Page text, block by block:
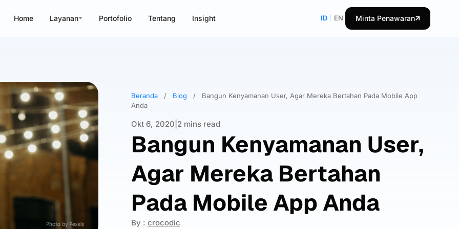
Home Layanan Portofolio Tentang Insight ID EN Minta Penawaran
Beranda / Blog /
Bangun Kenyamanan User, Agar Mereka Bertahan Pada Mobile App
Anda
Okt 6, 2020 2 mins read
Bangun Kenyamanan User,
Agar Mereka Bertahan
Pada Mobile App Anda
By : crocodic